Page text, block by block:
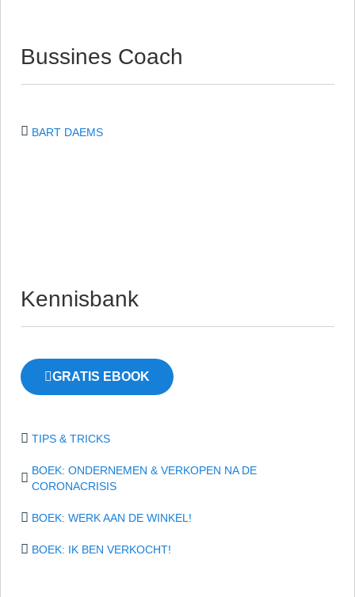
Bussines Coach
BART DAEMS
Kennisbank
GRATIS EBOOK
TIPS & TRICKS
BOEK: ONDERNEMEN & VERKOPEN NA DE
CORONACRISIS
BOEK: WERK AAN DE WINKEL!
BOEK: IK BEN VERKOCHT!